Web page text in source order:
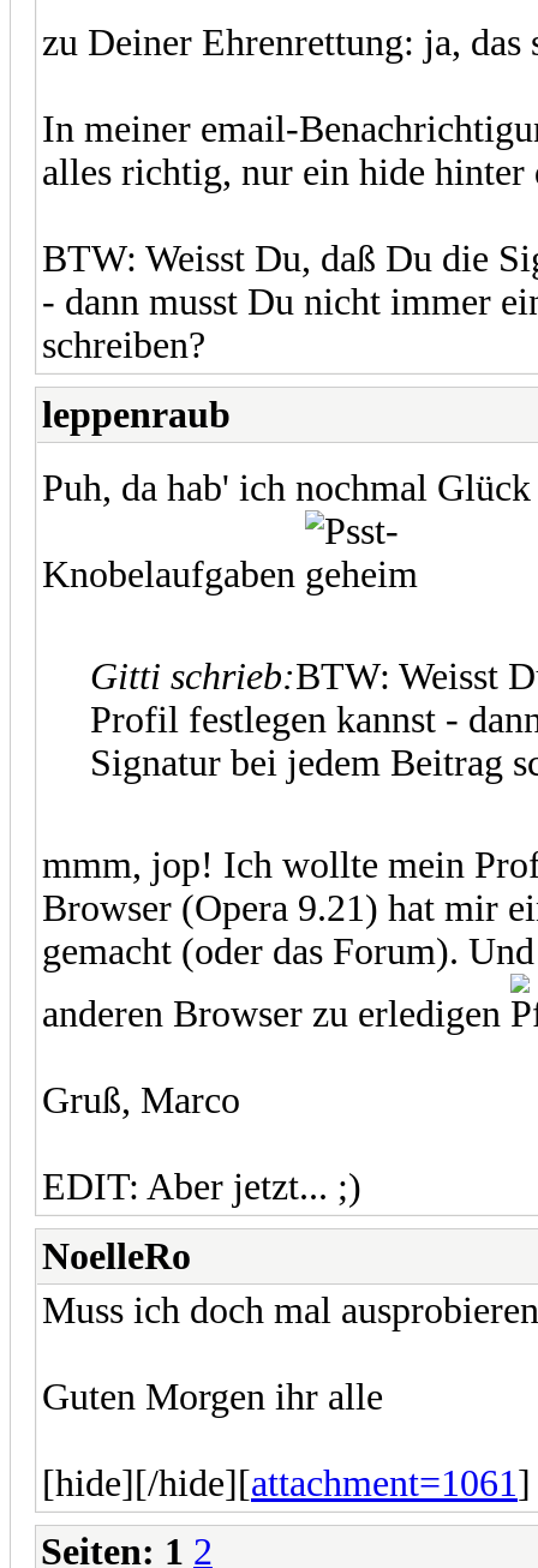
zu Deiner Ehrenrettung: ja,
In meiner email-
alles richtig, nur ein hide hinter
BTW: Weisst Du, daß Du die
- dann musst Du nicht immer
schreiben?
leppenraub
Puh, da hab' ich nochmal
Knobelaufgaben
Gitti schrieb:BTW: Weisst
Profil festlegen kannst -
Signatur bei jedem Beitrag
mmm, jop! Ich wollte mein
Browser (Opera 9.21) hat mir
gemacht (oder das Forum).
anderen Browser zu erledigen
Gruß, Marco
EDIT: Aber jetzt... ;)
NoelleRo
Muss ich doch mal
Guten Morgen ihr alle
[hide][/hide][attachment=1061]
Seiten: 1 2